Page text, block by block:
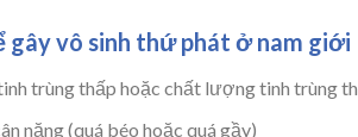
gây vô sinh thứ phát ở nam giới
trùng thấp hoặc chất lượng tinh trùng
nặng (quá béo hoặc quá gầy)